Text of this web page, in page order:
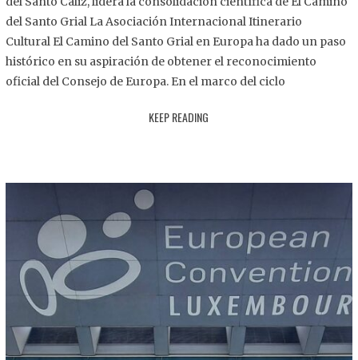
2
2
del Santo Grial La Asociación Internacional Itinerario
Cultural El Camino del Santo Grial en Europa ha dado un paso
histórico en su aspiración de obtener el reconocimiento
oficial del Consejo de Europa. En el marco del ciclo
KEEP READING